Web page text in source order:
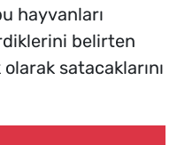
hayvanları
belirten
satacaklarını